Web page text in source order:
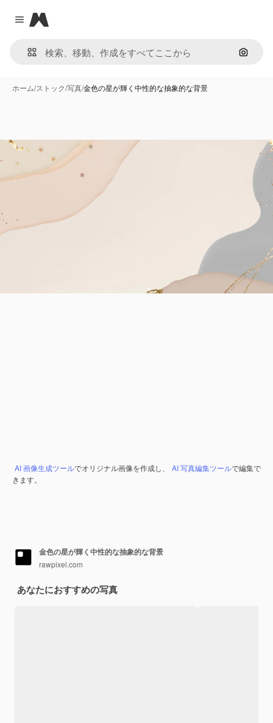
Close menu
Magnific
画像で
ホーム/ストック/写真/金色の星が輝く中性的な抽象的な背景
AI 画像生成ツールでオリジナル画像を作成し、 AI 写真編集ツールで編集で
きます。
金色の星が輝く中性的な抽象的な背景
rawpixel.com
あなたにおすすめの写真